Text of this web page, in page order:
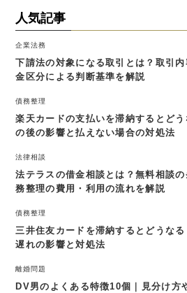
人気記事
企業法務
下請法の対象になる取引とは？取引内
金区分による判断基準を解説
債務整理
楽天カードの支払いを滞納するとどう
の後の影響と払えない場合の対処法
法律相談
法テラスの借金相談とは？無料相談の
務整理の費用・利用の流れを解説
債務整理
三井住友カードを滞納するとどうなる
遅れの影響と対処法
離婚問題
DV男のよくある特徴10個｜見分け方